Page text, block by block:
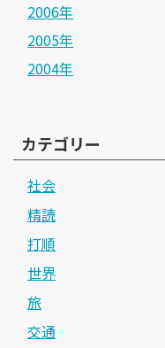
2006年
2005年
2004年
カテゴリー
社会
精読
打順
世界
旅
交通